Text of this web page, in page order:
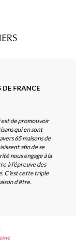
DE FRANCE
de promouvoir
qui en sont
65 maisons de
afin de se
nous engage à la
à l'épreuve des
C'est cette triple
d'être.